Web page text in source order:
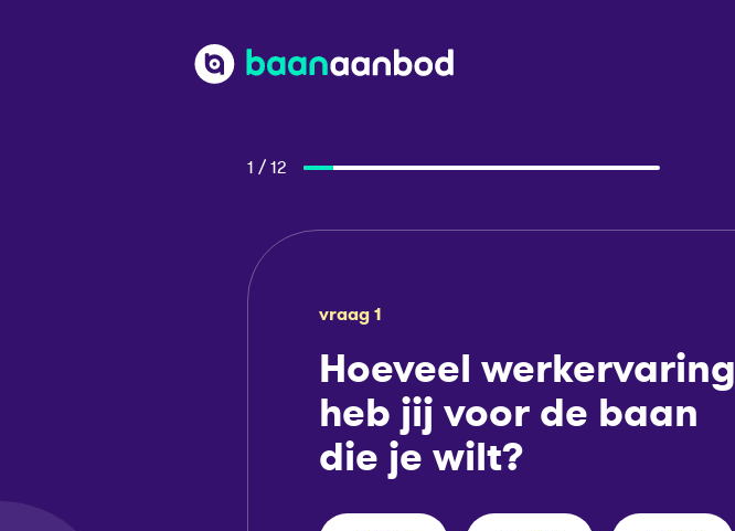
1 / 12
vraag 1
Hoeveel werkervaring
heb jij voor de baan
die je wilt?